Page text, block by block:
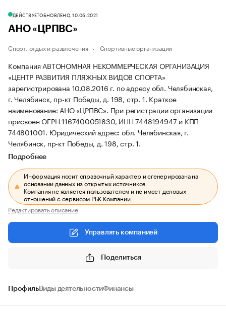
ДЕЙСТВУЕТОБНОВЛЕНО, 10.06.2021
АНО «ЦРПВС»
Спорт, отдых и развлечения Спортивные организации
Компания АВТОНОМНАЯ НЕКОММЕРЧЕСКАЯ ОРГАНИЗАЦИЯ
«ЦЕНТР РАЗВИТИЯ ПЛЯЖНЫХ ВИДОВ СПОРТА»
зарегистрирована 10.08.2016 г. по адресу обл. Челябинская,
г. Челябинск, пр-кт Победы, д. 198, стр. 1. Краткое
наименование: АНО «ЦРПВС». При регистрации организации
присвоен ОГРН 1167400051830, ИНН 7448194947 и КПП
744801001. Юридический адрес: обл. Челябинская, г.
Челябинск, пр-кт Победы, д. 198, стр. 1.
Подробнее
Информация носит справочный характер и сгенерирована на
основании данных из открытых источников.
Компания не является пользователем и не имеет деловых
отношений с сервисом РБК Компании.
Редактировать описание
Управлять компанией
Поделиться
ПрофильВиды деятельностиФинансы